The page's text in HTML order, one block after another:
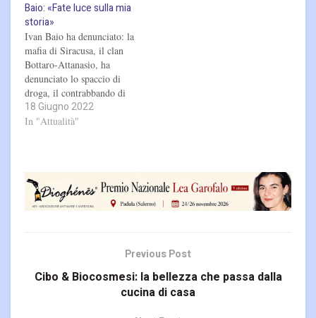
Baio: «Fate luce sulla mia
storia»
Ivan Baio ha denunciato: la
mafia di Siracusa, il clan
Bottaro-Attanasio, ha
denunciato lo spaccio di
droga, il contrabbando di
sigarette, il gioco d'azzardo.
Per tutta risposta è stato
ha dovuto modificare tutta
la sua esistenza e…
18 Giugno 2022
In "Attualità"
Previous Post
Cibo & Biocosmesi: la bellezza che passa dalla
cucina di casa